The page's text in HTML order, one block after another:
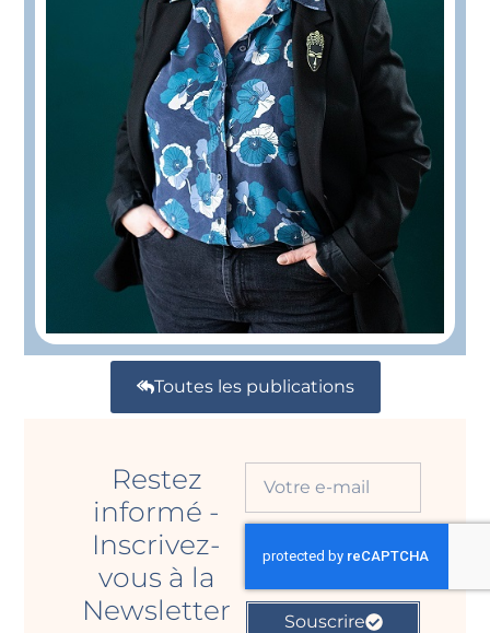
Toutes les publications
Restez
informé -
Inscrivez-
vous à la
Newsletter
Souscrire